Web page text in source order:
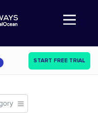
Abre a navegação
START FREE TRIAL